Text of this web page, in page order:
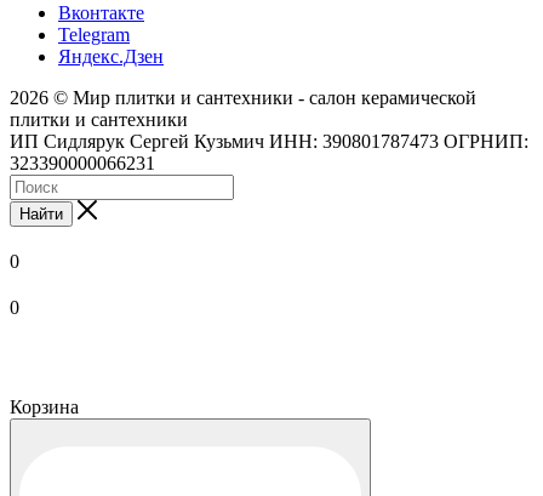
Вконтакте
Telegram
Яндекс.Дзен
2026 © Мир плитки и сантехники - салон керамической
плитки и сантехники
ИП Сидлярук Сергей Кузьмич ИНН: 390801787473 ОГРНИП:
323390000066231
Найти
0
0
Корзина